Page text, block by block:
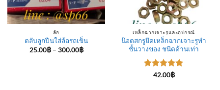
ล้อ
ตลับลูกปืนใส่ล้อรถเข็น
25.00฿ – 300.00฿Price
เหล็กฉากเจาะรูและอุปกรณ์
น๊อตสกรูยึดเหล็กฉากเจาะรูทำ
ชั้นวางของ ชนิดด้านเท่า
ให้คะแนน
42.00฿